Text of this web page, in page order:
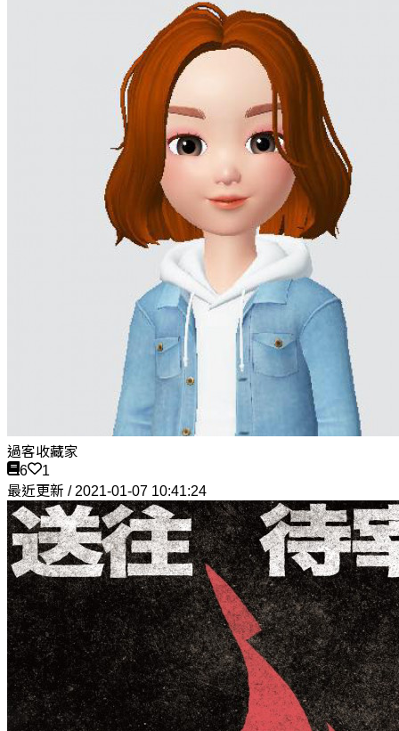
過客收藏家
6
1
最近更新 / 2021-01-07 10:41:24